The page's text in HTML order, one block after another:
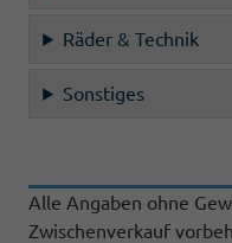
Räder & Technik
Sonstiges
Alle Angaben ohne
Zwischenverkauf